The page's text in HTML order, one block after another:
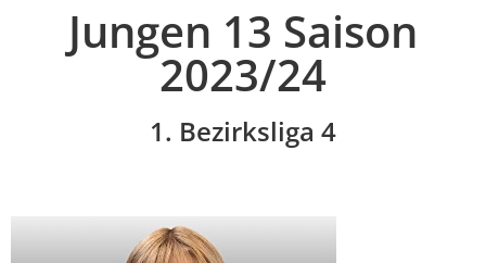
Jungen 13 Saison
2023/24
1. Bezirksliga 4